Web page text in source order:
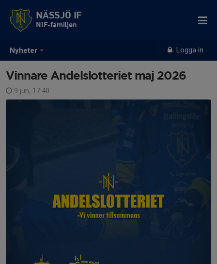
Nyheter Logga in
NÄSSJÖ IF
NIF-familjen
Vinnare Andelslotteriet maj 2026
9 jun, 17:40